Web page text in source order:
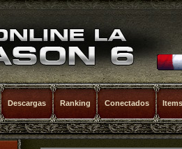
Descargas Ranking Conectados Items